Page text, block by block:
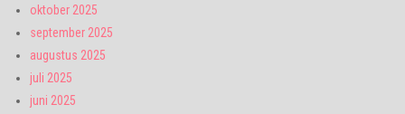
oktober 2025
september 2025
augustus 2025
juli 2025
juni 2025